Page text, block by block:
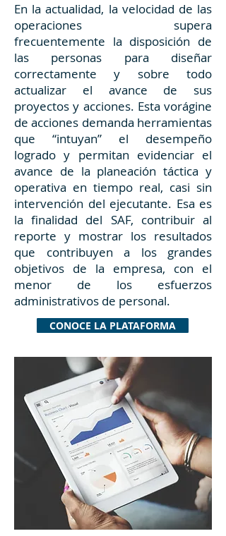
En la actualidad, la velocidad de las
operaciones supera
frecuentemente la disposición de
las personas para diseñar
correctamente y sobre todo
actualizar el avance de sus
proyectos y acciones. Esta vorágine
de acciones demanda herramientas
que “intuyan” el desempeño
logrado y permitan evidenciar el
avance de la planeación táctica y
operativa en tiempo real, casi sin
intervención del ejecutante. Esa es
la finalidad del SAF, contribuir al
reporte y mostrar los resultados
que contribuyen a los grandes
objetivos de la empresa, con el
menor de los esfuerzos
administrativos de personal.
CONOCE LA PLATAFORMA